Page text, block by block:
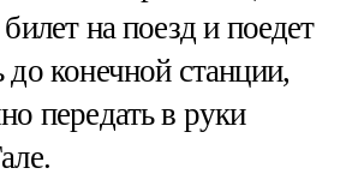
на поезд и поедет
до конечной станции,
передать в руки